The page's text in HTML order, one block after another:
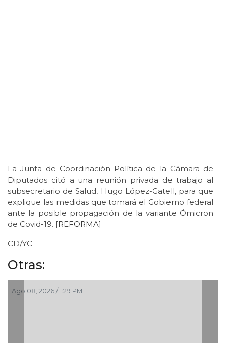
La Junta de Coordinación Política de la Cámara de
Diputados citó a una reunión privada de trabajo al
subsecretario de Salud, Hugo López-Gatell, para que
explique las medidas que tomará el Gobierno federal
ante la posible propagación de la variante Ómicron
de Covid-19. [REFORMA]
CD/YC
Otras:
Ago 08, 2026 / 1:29 PM